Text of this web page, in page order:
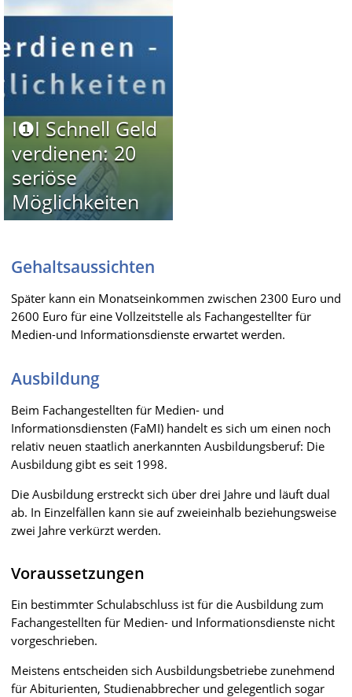
I❶I Schnell Geld
verdienen: 20
seriöse
Möglichkeiten
Gehaltsaussichten
Später kann ein Monatseinkommen zwischen 2300 Euro und
2600 Euro für eine Vollzeitstelle als Fachangestellter für
Medien-und Informationsdienste erwartet werden.
Ausbildung
Beim Fachangestellten für Medien- und
Informationsdiensten (FaMI) handelt es sich um einen noch
relativ neuen staatlich anerkannten Ausbildungsberuf: Die
Ausbildung gibt es seit 1998.
Die Ausbildung erstreckt sich über drei Jahre und läuft dual
ab. In Einzelfällen kann sie auf zweieinhalb beziehungsweise
zwei Jahre verkürzt werden.
Voraussetzungen
Ein bestimmter Schulabschluss ist für die Ausbildung zum
Fachangestellten für Medien- und Informationsdienste nicht
vorgeschrieben.
Meistens entscheiden sich Ausbildungsbetriebe zunehmend
für Abiturienten, Studienabbrecher und gelegentlich sogar